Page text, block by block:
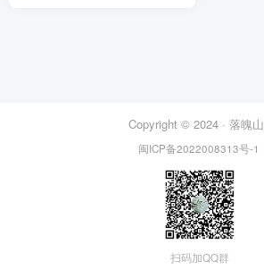
Copyright © 2024 · 落魄山
闽ICP备2022008313号-1
扫码加QQ群